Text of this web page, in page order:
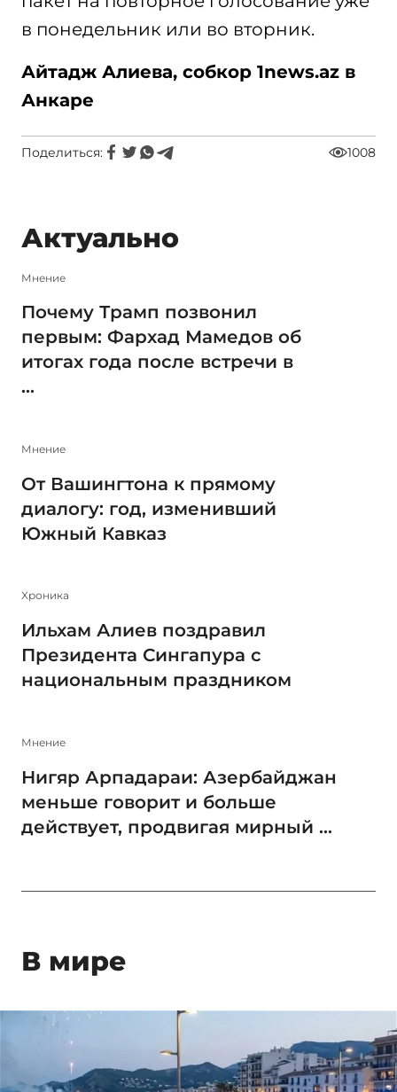
в понедельник или во вторник.
Айтадж Алиева, собкор 1news.az в
Анкаре
Поделиться: 1008
Актуально
Мнение
Почему Трамп позвонил
первым: Фархад Мамедов об
итогах года после встречи в
...
Мнение
От Вашингтона к прямому
диалогу: год, изменивший
Южный Кавказ
Xроника
Ильхам Алиев поздравил
Президента Сингапура с
национальным праздником
Мнение
Нигяр Арпадараи: Азербайджан
меньше говорит и больше
действует, продвигая мирный ...
В мире